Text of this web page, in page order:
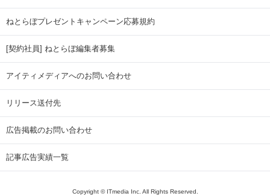
ねとらぼプレゼントキャンペーン応募規約
[契約社員] ねとらぼ編集者募集
アイティメディアへのお問い合わせ
リリース送付先
広告掲載のお問い合わせ
記事広告実績一覧
Copyright © ITmedia Inc. All Rights Reserved.